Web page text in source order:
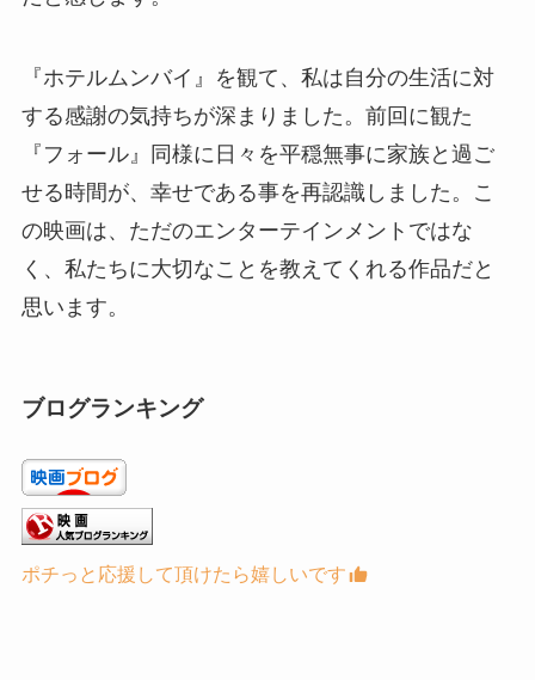
『ホテルムンバイ』を観て、私は自分の生活に対
する感謝の気持ちが深まりました。前回に観た
『フォール』同様に日々を平穏無事に家族と過ご
せる時間が、幸せである事を再認識しました。こ
の映画は、ただのエンターテインメントではな
く、私たちに大切なことを教えてくれる作品だと
思います。
ブログランキング
ポチっと応援して頂けたら嬉しいです